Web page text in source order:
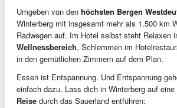
Umgeben von den höchsten Bergen
Winterberg mit insgesamt mehr als 1.500 km
Radwegen auf. Im Hotel selbst steht Relaxen
Wellnessbereich, Schlemmen im
in den gemütlichen Zimmern auf dem Plan.
Essen ist Entspannung. Und Entspannung
einfach dazu. Lass dich in Winterberg auf eine
Reise durch das Sauerland entführen: